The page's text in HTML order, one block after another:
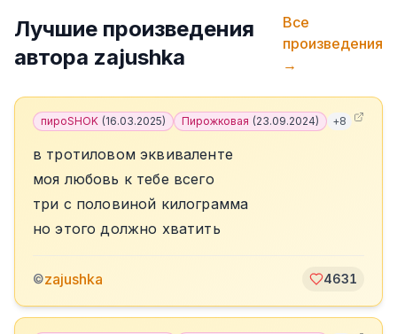
Лучшие произведения
автора zajushka
Все
произведения
→
пироSHOK (16.03.2025) Пирожковая (23.09.2024) +8
в тротиловом эквиваленте
моя любовь к тебе всего
три с половиной килограмма
но этого должно хватить
©zajushka 4631